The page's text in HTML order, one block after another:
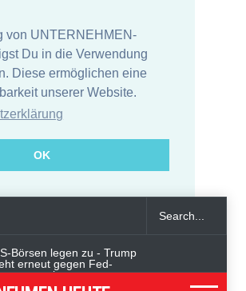
von UNTERNEHMEN-
Du in die Verwendung
Diese ermöglichen eine
unserer Website.
OK
Börsen legen zu - Trump
erneut gegen Fed-
vor